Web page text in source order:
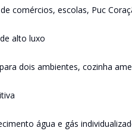
comércios, escolas, Puc
alto luxo
dois ambientes, cozinha
água e gás